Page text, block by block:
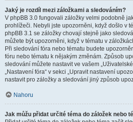
Jaký je rozdíl mezi záložkami a sledováním?
V phpBB 3.0 fungovali záložky velmi podobně
prohlížeči. Nebyli jste upozorněni, když došlo v
phpBB 3.1 se záložky chovají stejně jako
můžete být upozorněni, když v tématu v
Při sledování fóra nebo tématu budete
fóru nebo tématu k nějakým změnám. Způsob
sledování můžete nastavit ve vašem
„Nastavení fóra“ v sekci „Upravit nastavení
nastavit pro záložky a sledování jiný způsob
Nahoru
Jak můžu přidat určité téma do záložek nebo